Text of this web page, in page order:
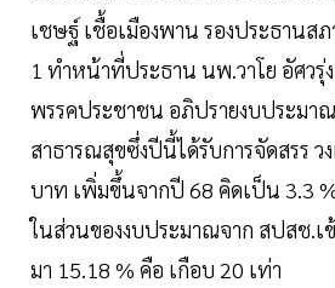
เชษฐ์ เชื้อเมืองพาน รองประธาน
1 ทำหน้าที่ประธาน นพ.วาโย อัศวรุ่
พรรคประชาชน อภิปรายงบประมาณ
สาธารณสุขซึ่งปีนี้ได้รับการจัดสรร ว
บาท เพิ่มขึ้นจากปี 68 คิดเป็น 3.3
ในส่วนของงบประมาณจาก สปสช.เ
มา 15.18 % คือ เกือบ 20 เท่า